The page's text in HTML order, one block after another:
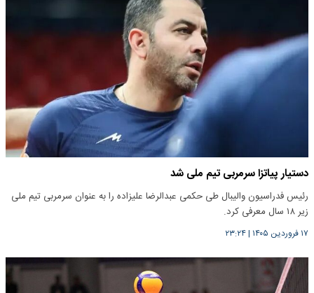
دستیار پیاتزا سرمربی تیم ملی شد
رئیس فدراسیون والیبال طی حکمی عبدالرضا علیزاده را به عنوان سرمربی تیم ملی
زیر ۱۸ سال معرفی کرد.
۱۷ فروردین ۱۴۰۵ |۲۳:۲۴